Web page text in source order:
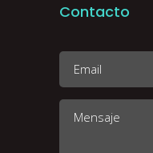
Contacto